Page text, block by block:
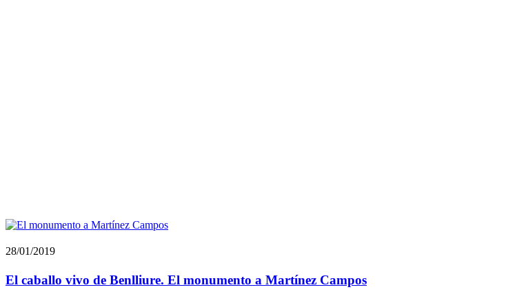
28/01/2019
El caballo vivo de Benlliure. El monumento a Martínez Campos